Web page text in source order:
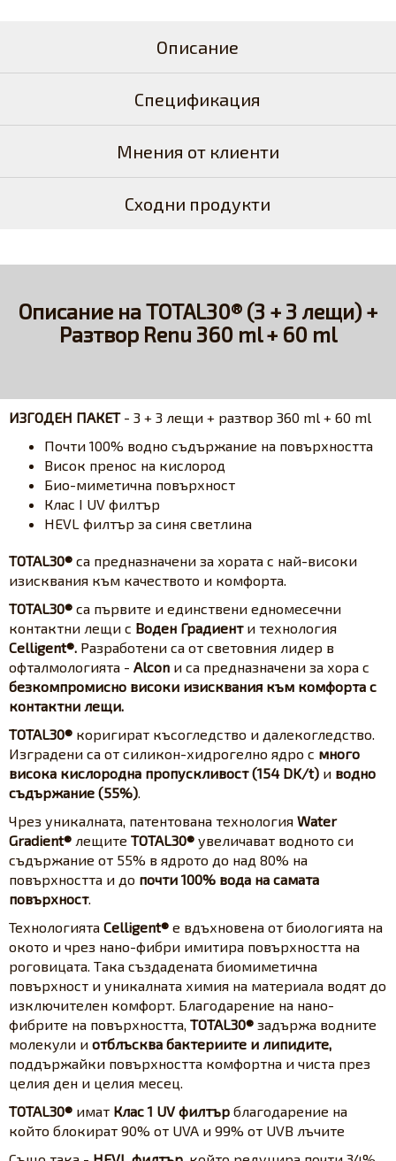
Описание
Спецификация
Мнения от клиенти
Сходни продукти
Описание на TOTAL30® (3 + 3 лещи) +
Разтвор Renu 360 ml + 60 ml
ИЗГОДЕН ПАКЕТ- 3 + 3 лещи + разтвор 360 ml + 60 ml
Почти 100% водно съдържание на повърхността
Висок пренос на кислород
Био-миметична повърхност
Клас I UV филтър
HEVL филтър за синя светлина
TOTAL30® са предназначени за хората с най-високи
изисквания към качеството и комфорта.
TOTAL30® са първите и единствени едномесечни
контактни лещи с Воден Градиент и технология
Celligent®. Разработени са от световния лидер в
офталмологията - Alcon и са предназначени за хора с
безкомпромисно високи изисквания към комфорта с
контактни лещи.
TOTAL30® коригират късогледство и далекогледство.
Изградени са от силикон-хидрогелно ядро с много
висока кислородна пропускливост (154 DK/t) и водно
съдържание (55%).
Чрез уникалната, патентована технология Water
Gradient® лещите TOTAL30® увеличават водното си
съдържание от 55% в ядрото до над 80% на
повърхността и до почти 100% вода на самата
повърхност.
Технологията Celligent® е вдъхновена от биологията на
окото и чрез нано-фибри имитира повърхността на
роговицата. Така създадената биомиметична
повърхност и уникалната химия на материала водят до
изключителен комфорт. Благодарение на нано-
фибрите на повърхността, TOTAL30® задържа водните
молекули и отблъсква бактериите и липидите,
поддържайки повърхността комфортна и чиста през
целия ден и целия месец.
TOTAL30® имат Клас 1 UV филтър благодарение на
който блокират 90% от UVA и 99% от UVB лъчите